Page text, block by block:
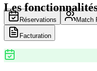
Les
Réservations Match
Facturation